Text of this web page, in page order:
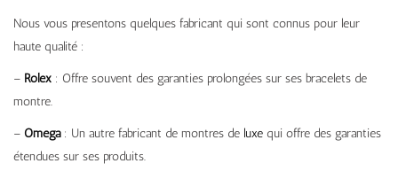
Nous vous presentons quelques fabricant qui sont connus pour leur
haute qualité :
– Rolex : Offre souvent des garanties prolongées sur ses bracelets de
montre.
– Omega : Un autre fabricant de montres de luxe qui offre des garanties
étendues sur ses produits.